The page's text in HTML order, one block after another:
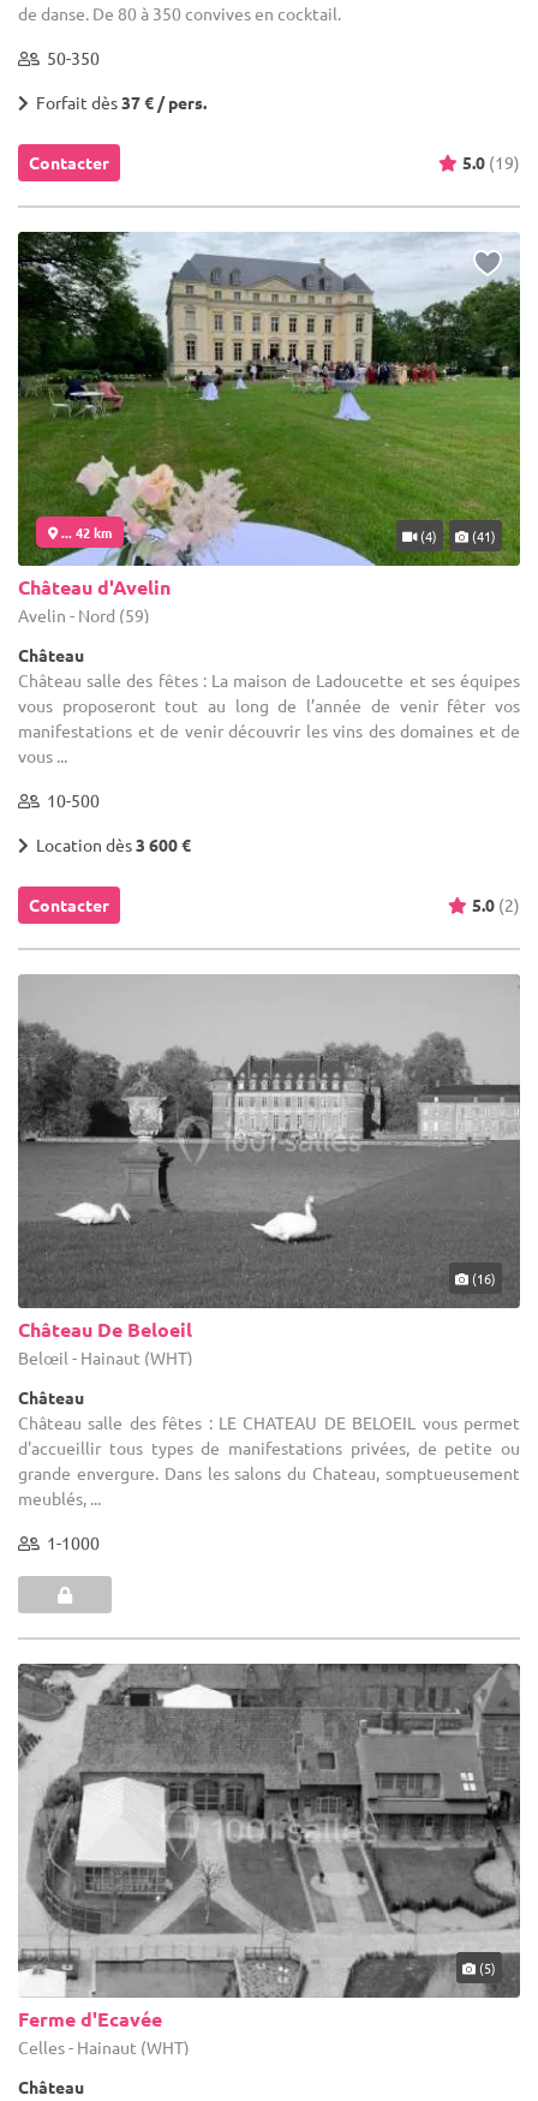
de danse. De 80 à 350 convives en cocktail.
50-350
Forfait dès37 € / pers.
Contacter 5.0 (19)
... 42 km (4) (41)
Château d'Avelin
Avelin - Nord (59)
Château
Château salle des fêtes : La maison de Ladoucette et ses équipes
vous proposeront tout au long de l’année de venir fêter vos
manifestations et de venir découvrir les vins des domaines et de
vous ...
10-500
Location dès3 600 €
Contacter 5.0 (2)
(16)
Château De Beloeil
Belœil - Hainaut (WHT)
Château
Château salle des fêtes : LE CHATEAU DE BELOEIL vous permet
d'accueillir tous types de manifestations privées, de petite ou
grande envergure. Dans les salons du Chateau, somptueusement
meublés, ...
1-1000
(5)
Ferme d'Ecavée
Celles - Hainaut (WHT)
Château